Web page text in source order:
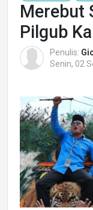
Merebut
Pilgub
Penulis:
Senin, 02